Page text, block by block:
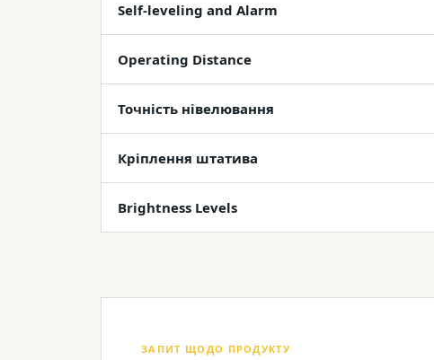
Self-leveling and Alarm
Operating Distance
Точність нівелювання
Кріплення штатива
Brightness Levels
ЗАПИТ ЩОДО ПРОДУКТУ